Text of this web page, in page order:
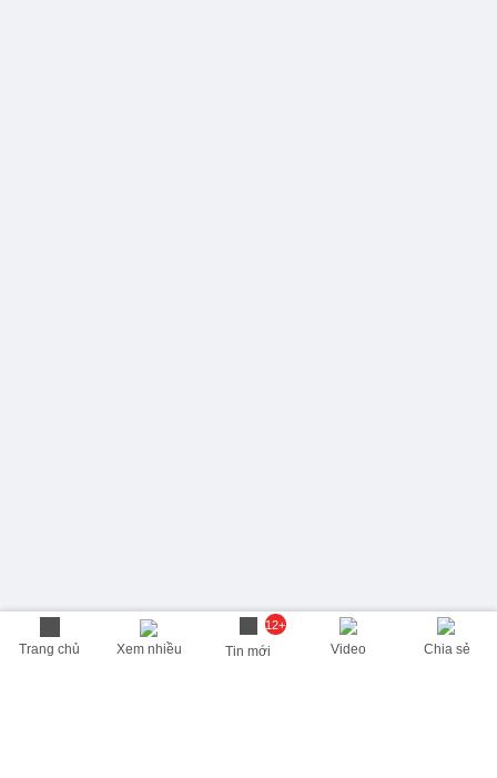
Trang chủ Xem nhiều
12+
Tin mới Video Chia sẻ